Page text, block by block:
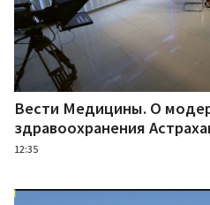
Вести Медицины. О
здравоохранения
12:35